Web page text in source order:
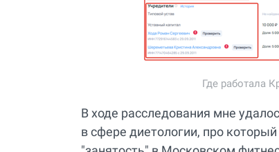
Где работала
В ходе расследования мне
в сфере диетологии, про